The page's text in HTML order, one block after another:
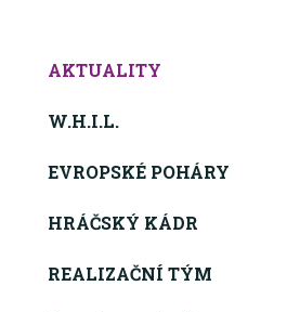
AKTUALITY
W.H.I.L.
EVROPSKÉ POHÁRY
HRÁČSKÝ KÁDR
REALIZAČNÍ TÝM